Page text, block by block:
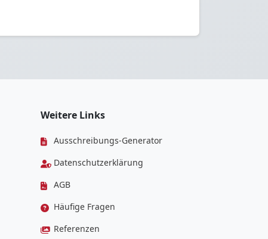
Weitere Links
Ausschreibungs-Generator
Datenschutzerklärung
AGB
Häufige Fragen
Referenzen